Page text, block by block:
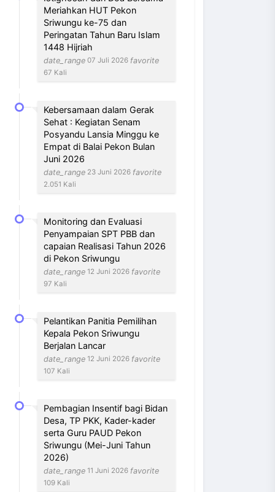
Meriahkan HUT Pekon
Sriwungu ke-75 dan
Peringatan Tahun Baru Islam
1448 Hijriah
date_range 07 Juli 2026 favorite
67 Kali
Kebersamaan dalam Gerak
Sehat : Kegiatan Senam
Posyandu Lansia Minggu ke
Empat di Balai Pekon Bulan
Juni 2026
date_range 23 Juni 2026 favorite
2.051 Kali
Monitoring dan Evaluasi
Penyampaian SPT PBB dan
capaian Realisasi Tahun 2026
di Pekon Sriwungu
date_range 12 Juni 2026 favorite
97 Kali
Pelantikan Panitia Pemilihan
Kepala Pekon Sriwungu
Berjalan Lancar
date_range 12 Juni 2026 favorite
107 Kali
Pembagian Insentif bagi Bidan
Desa, TP PKK, Kader-kader
serta Guru PAUD Pekon
Sriwungu (Mei-Juni Tahun
2026)
date_range 11 Juni 2026 favorite
109 Kali